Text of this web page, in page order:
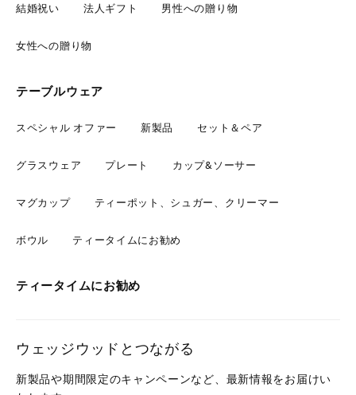
結婚祝い 法人ギフト 男性への贈り物
女性への贈り物
テーブルウェア
スペシャル オファー 新製品 セット＆ペア
グラスウェア プレート カップ&ソーサー
マグカップ ティーポット、シュガー、クリーマー
ボウル ティータイムにお勧め
ティータイムにお勧め
ウェッジウッドとつながる
新製品や期間限定のキャンペーンなど、最新情報をお届けい